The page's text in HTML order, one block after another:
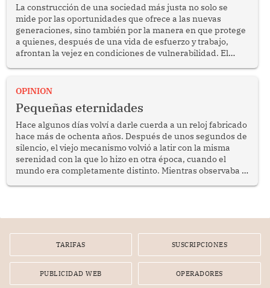
La construcción de una sociedad más justa no solo se
mide por las oportunidades que ofrece a las nuevas
generaciones, sino también por la manera en que protege
a quienes, después de una vida de esfuerzo y trabajo,
afrontan la vejez en condiciones de vulnerabilidad. El
bimestrales el subsidio que reciben los beneficiarios del
reflexionar sobre la importancia de fortalecer las políticas
públicas dirigidas a los adultos mayores en pobreza.
OPINION
Pequeñas eternidades
Hace algunos días volví a darle cuerda a un reloj fabricado
hace más de ochenta años. Después de unos segundos de
silencio, el viejo mecanismo volvió a latir con la misma
serenidad con la que lo hizo en otra época, cuando el
mundo era completamente distinto. Mientras observaba el
TARIFAS SUSCRIPCIONES
PUBLICIDAD WEB OPERADORES